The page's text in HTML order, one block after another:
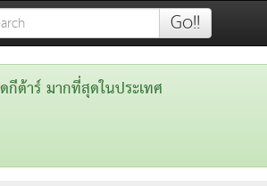
Go!!
ต้าร์ มากที่สุดในประเทศ